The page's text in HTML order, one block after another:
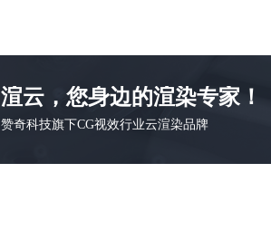
渲云，您身边的渲染专家！
赞奇科技旗下CG视效行业云渲染品牌